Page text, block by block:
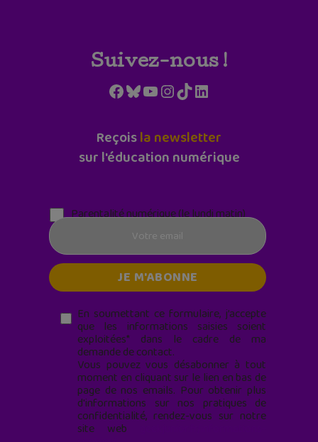
Suivez-nous !
Facebook
Bluesky
YouTube
Instagram
TikTokLinkedIn
Reçoisla newsletter
sur l'éducation numérique
Parentalité numérique (le lundi matin)
En soumettant ce formulaire, j’accepte
que les informations saisies soient
exploitées* dans le cadre de ma
demande de contact.
Vous pouvez vous désabonner à tout
moment en cliquant sur le lien en bas de
page de nos emails. Pour obtenir plus
d'informations sur nos pratiques de
confidentialité, rendez-vous sur notre
site web